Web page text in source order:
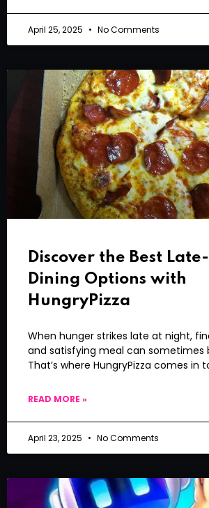
April 25, 2025 No Comments
Discover the Best
Dining Options with
HungryPizza
When hunger strikes late at night,
and satisfying meal can sometimes
That’s where HungryPizza comes in
READ MORE »
April 23, 2025 No Comments